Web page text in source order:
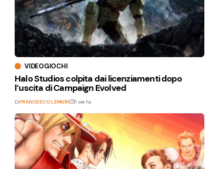
VIDEOGIOCHI
Halo Studios colpita dai licenziamenti dopo
l’uscita di Campaign Evolved
DiFRANCESCO LEMURI 11 ore fa